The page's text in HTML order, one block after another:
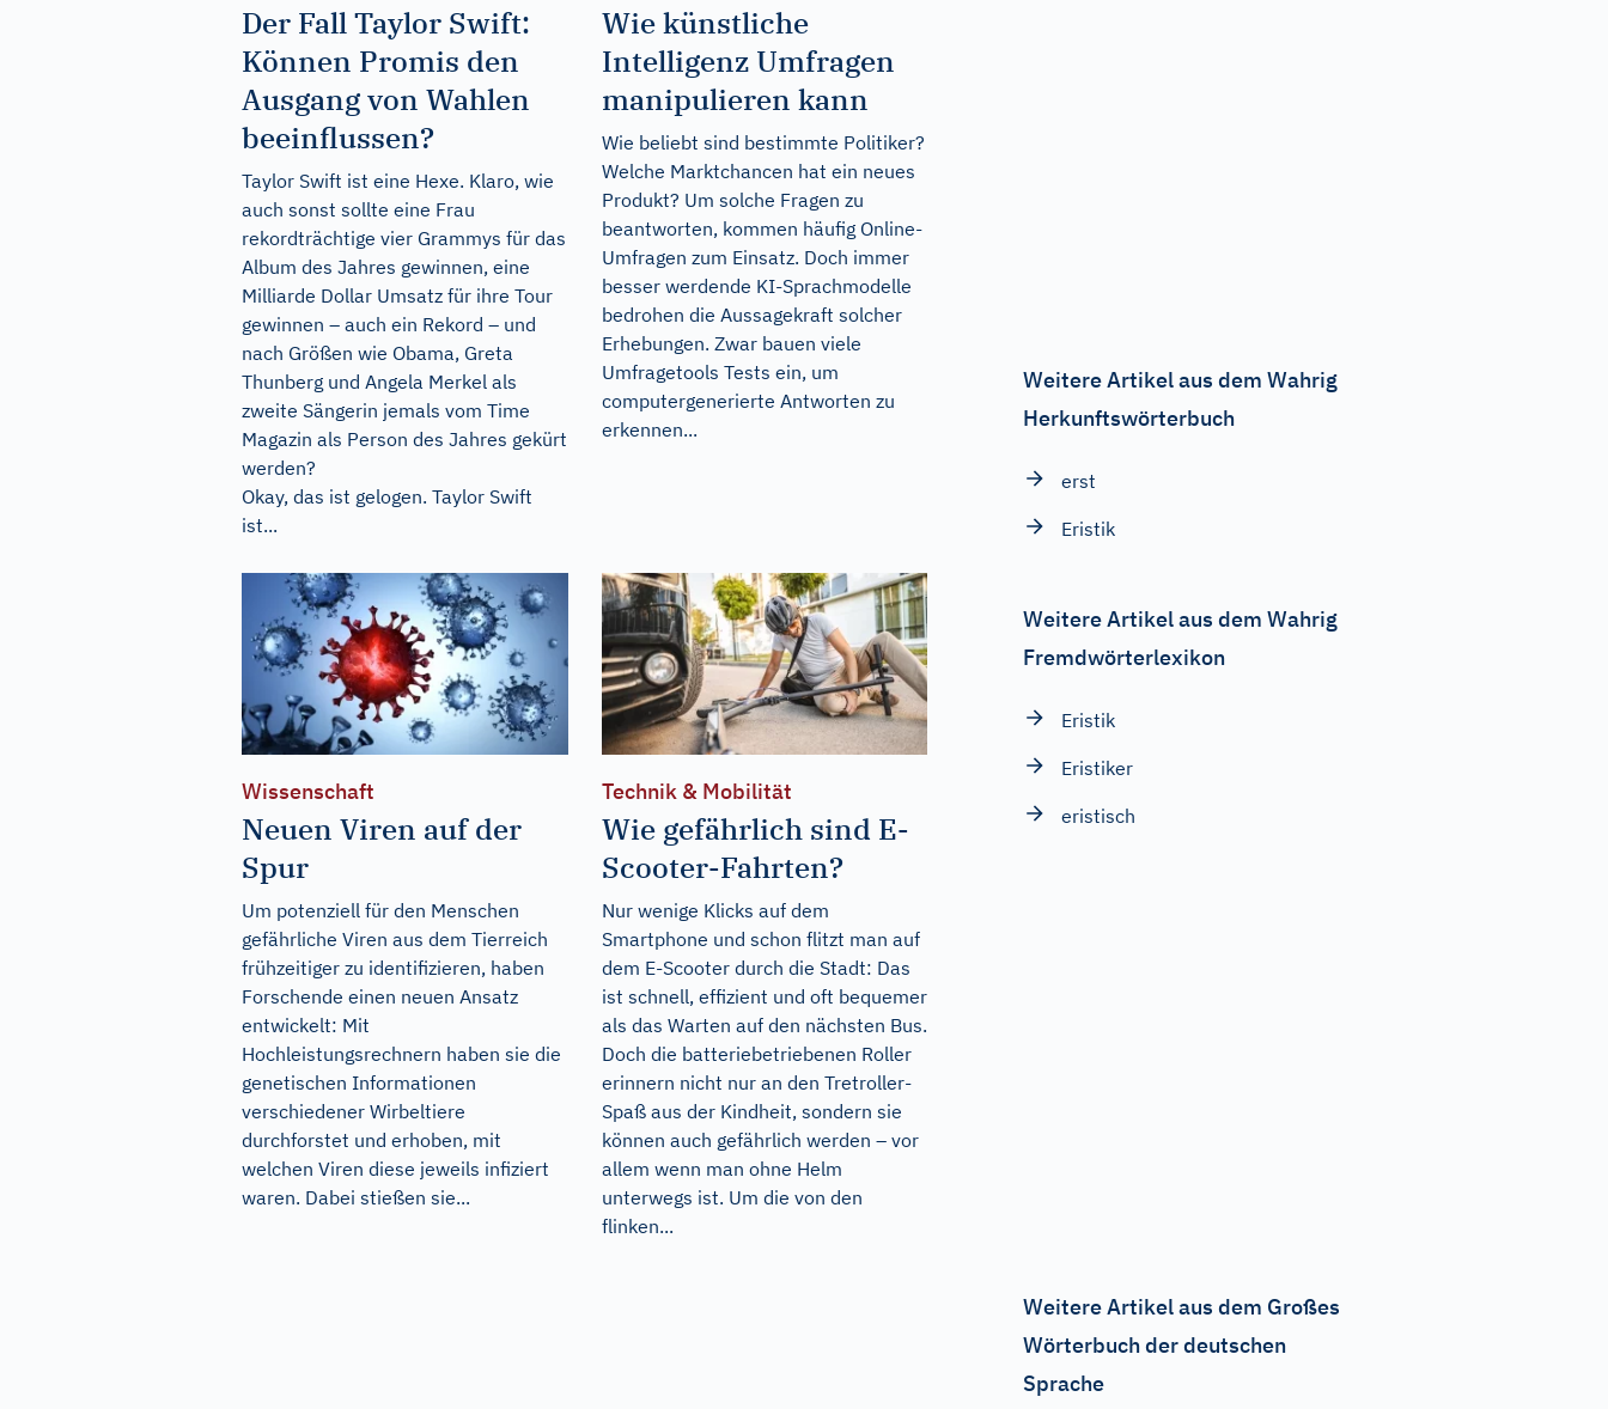
Der Fall Taylor Swift:
Können Promis den
Ausgang von Wahlen
beeinflussen?
Taylor Swift ist eine Hexe. Klaro, wie
auch sonst sollte eine Frau
rekordträchtige vier Grammys für das
Album des Jahres gewinnen, eine
Milliarde Dollar Umsatz für ihre Tour
gewinnen – auch ein Rekord – und
nach Größen wie Obama, Greta
Thunberg und Angela Merkel als
zweite Sängerin jemals vom Time
Magazin als Person des Jahres gekürt
werden?
Okay, das ist gelogen. Taylor Swift
ist...
Wie künstliche
Intelligenz Umfragen
manipulieren kann
Wie beliebt sind bestimmte Politiker?
Welche Marktchancen hat ein neues
Produkt? Um solche Fragen zu
beantworten, kommen häufig Online-
Umfragen zum Einsatz. Doch immer
besser werdende KI-Sprachmodelle
bedrohen die Aussagekraft solcher
Erhebungen. Zwar bauen viele
Umfragetools Tests ein, um
computergenerierte Antworten zu
erkennen...
Wissenschaft
Neuen Viren auf der
Spur
Um potenziell für den Menschen
gefährliche Viren aus dem Tierreich
frühzeitiger zu identifizieren, haben
Forschende einen neuen Ansatz
entwickelt: Mit
Hochleistungsrechnern haben sie die
genetischen Informationen
verschiedener Wirbeltiere
durchforstet und erhoben, mit
welchen Viren diese jeweils infiziert
waren. Dabei stießen sie...
Technik & Mobilität
Wie gefährlich sind E-
Scooter-Fahrten?
Nur wenige Klicks auf dem
Smartphone und schon flitzt man auf
dem E-Scooter durch die Stadt: Das
ist schnell, effizient und oft bequemer
als das Warten auf den nächsten Bus.
Doch die batteriebetriebenen Roller
erinnern nicht nur an den Tretroller-
Spaß aus der Kindheit, sondern sie
können auch gefährlich werden – vor
allem wenn man ohne Helm
unterwegs ist. Um die von den
flinken...
Weitere Artikel aus dem Wahrig
Herkunftswörterbuch
erst
Eristik
Weitere Artikel aus dem Wahrig
Fremdwörterlexikon
Eristik
Eristiker
eristisch
Weitere Artikel aus dem Großes
Wörterbuch der deutschen
Sprache